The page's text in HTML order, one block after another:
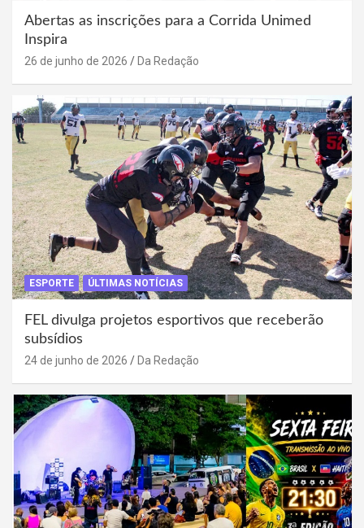
Abertas as inscrições para a Corrida Unimed
Inspira
26 de junho de 2026 Da Redação
ESPORTE ÚLTIMAS NOTÍCIAS
FEL divulga projetos esportivos que receberão
subsídios
24 de junho de 2026 Da Redação